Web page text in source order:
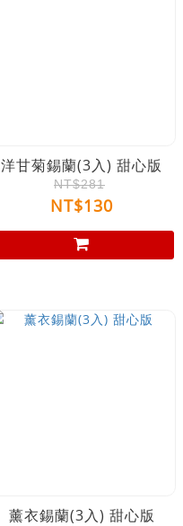
洋甘菊錫蘭(3入) 甜心版
NT$281
NT$130
薰衣錫蘭(3入) 甜心版